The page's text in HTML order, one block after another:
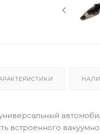
встроенного